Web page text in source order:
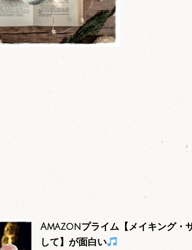
Amazonプライム【メイキング・
して】が面白い